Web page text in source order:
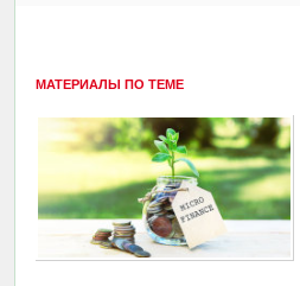
МАТЕРИАЛЫ ПО ТЕМЕ